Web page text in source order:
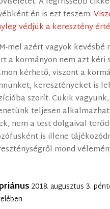
én is ezt teszem:
védjük a keresztény
mel azért vagyok kevésbé
a kormányon nem azt kéri
kérhető, viszont a
keresztényeket is
szorít. Cukik
teljesen
nem a test dolgaival
is illene
mond
2018. augusztus 3.